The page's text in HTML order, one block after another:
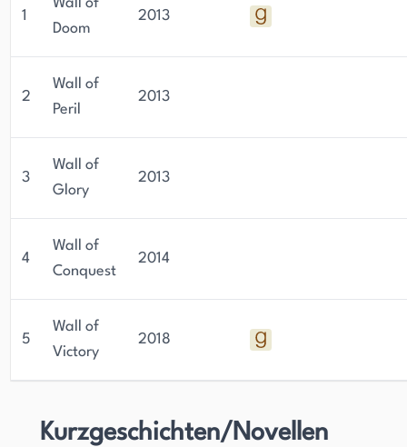
1
Wall of
Doom
2013
2
Wall of
Peril
2013
3
Wall of
Glory
2013
4
Wall of
Conquest
2014
5
Wall of
Victory
2018
Kurzgeschichten/Novellen